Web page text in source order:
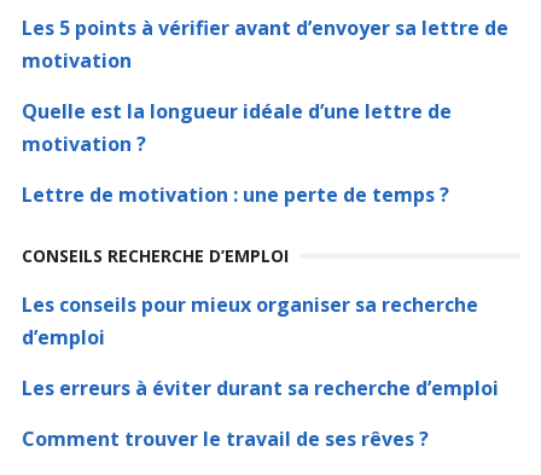
Les 5 points à vérifier avant d’envoyer sa lettre de
motivation
Quelle est la longueur idéale d’une lettre de
motivation ?
Lettre de motivation : une perte de temps ?
CONSEILS RECHERCHE D’EMPLOI
Les conseils pour mieux organiser sa recherche
d’emploi
Les erreurs à éviter durant sa recherche d’emploi
Comment trouver le travail de ses rêves ?